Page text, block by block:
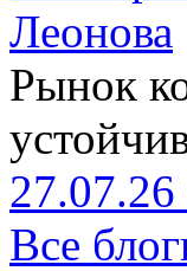
Леонова
Рынок
27.07.26
Все